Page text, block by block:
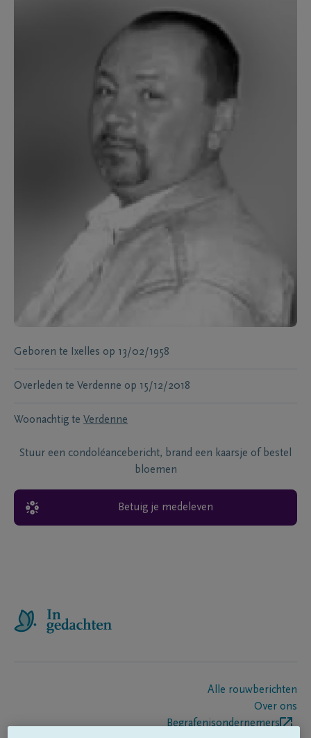
Geboren te Ixelles op 13/02/1958
Overleden te Verdenne op 15/12/2018
Woonachtig te Verdenne
Stuur een condoléancebericht, brand een kaarsje of bestel
bloemen
Betuig je medeleven
Alle rouwberichten
Over ons
Begrafenisondernemers